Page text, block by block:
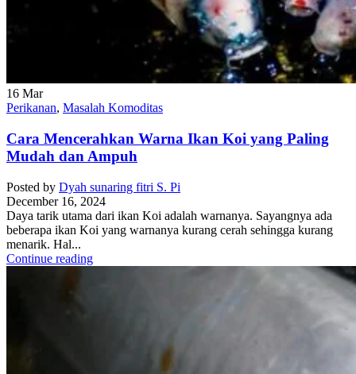
16 Mar
Perikanan, Masalah Komoditas
Cara Mencerahkan Warna Ikan Koi yang Paling
Mudah dan Ampuh
Posted by Dyah sunaring fitri S. Pi
December 16, 2024
Daya tarik utama dari ikan Koi adalah warnanya. Sayangnya ada
beberapa ikan Koi yang warnanya kurang cerah sehingga kurang
menarik. Hal...
Continue reading